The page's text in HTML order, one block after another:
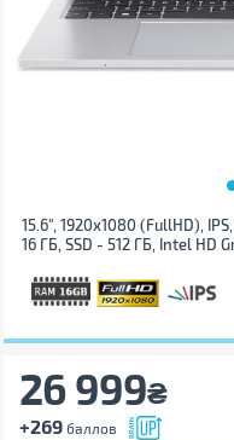
15.6", 1920х1080 (FullHD),
16 ГБ, SSD - 512 ГБ, Intel HD
26 999₴
+269баллов